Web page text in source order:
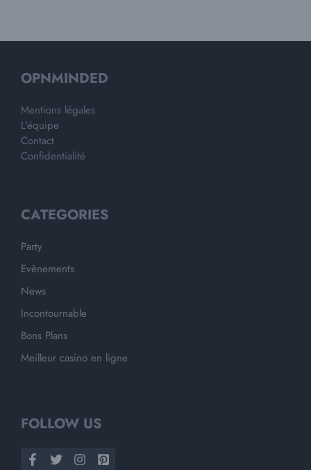
OPNMINDED
Mentions légales
L'équipe
Contact
Confidentialité
CATEGORIES
Party
Evènements
News
Incontournable
Bons Plans
Meilleur casino en ligne
FOLLOW US